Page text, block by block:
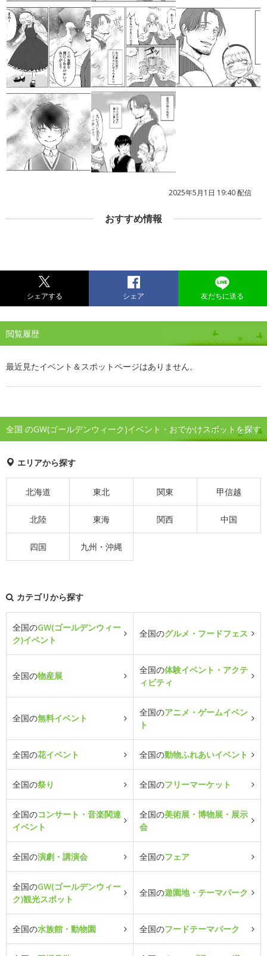
2025年5月1日 19:40 配信
おすすめ情報
シェアする シェア 友だちに送る
閲覧履歴
最近見たイベント＆スポットページはありません。
全国 のGW(ゴールデンウィーク)イベント・おでかけスポットを探す
エリアから探す
北海道 東北 関東 甲信越
北陸 東海 関西 中国
四国 九州・沖縄
カテゴリから探す
全国のGW(ゴールデンウィー
ク)イベント
全国のグルメ・フードフェス
全国の物産展
全国の体験イベント・アクテ
ィビティ
全国の無料イベント
全国のアニメ・ゲームイベン
ト
全国の花イベント 全国の動物ふれあいイベント
全国の祭り 全国のフリーマーケット
全国のコンサート・音楽関連
イベント
全国の美術展・博物展・展示
会
全国の演劇・講演会 全国のフェア
全国のGW(ゴールデンウィー
ク)観光スポット
全国の遊園地・テーマパーク
全国の水族館・動物園 全国のフードテーマパーク